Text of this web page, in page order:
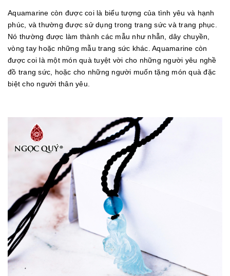
Aquamarine còn được coi là biểu tượng của tình yêu và hạnh
phúc, và thường được sử dụng trong trang sức và trang phục.
Nó thường được làm thành các mẫu như nhẫn, dây chuyền,
vòng tay hoặc những mẫu trang sức khác. Aquamarine còn
được coi là một món quà tuyệt vời cho những người yêu nghề
đồ trang sức, hoặc cho những người muốn tặng món quà đặc
biệt cho người thân yêu.